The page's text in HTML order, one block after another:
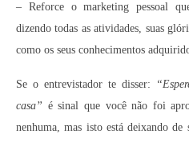
– Reforce o marketing pessoal
dizendo todas as atividades, suas
como os seus conhecimentos
Se o entrevistador te disser:
casa” é sinal que você não foi
nenhuma, mas isto está deixando